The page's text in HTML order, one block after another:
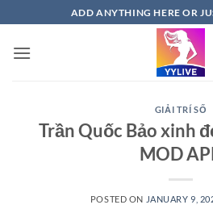
to
content
ADD ANYTHING HERE OR
GIẢI TRÍ SỐ
Trần Quốc Bảo xinh
MOD
POSTED ON JANUARY 9,